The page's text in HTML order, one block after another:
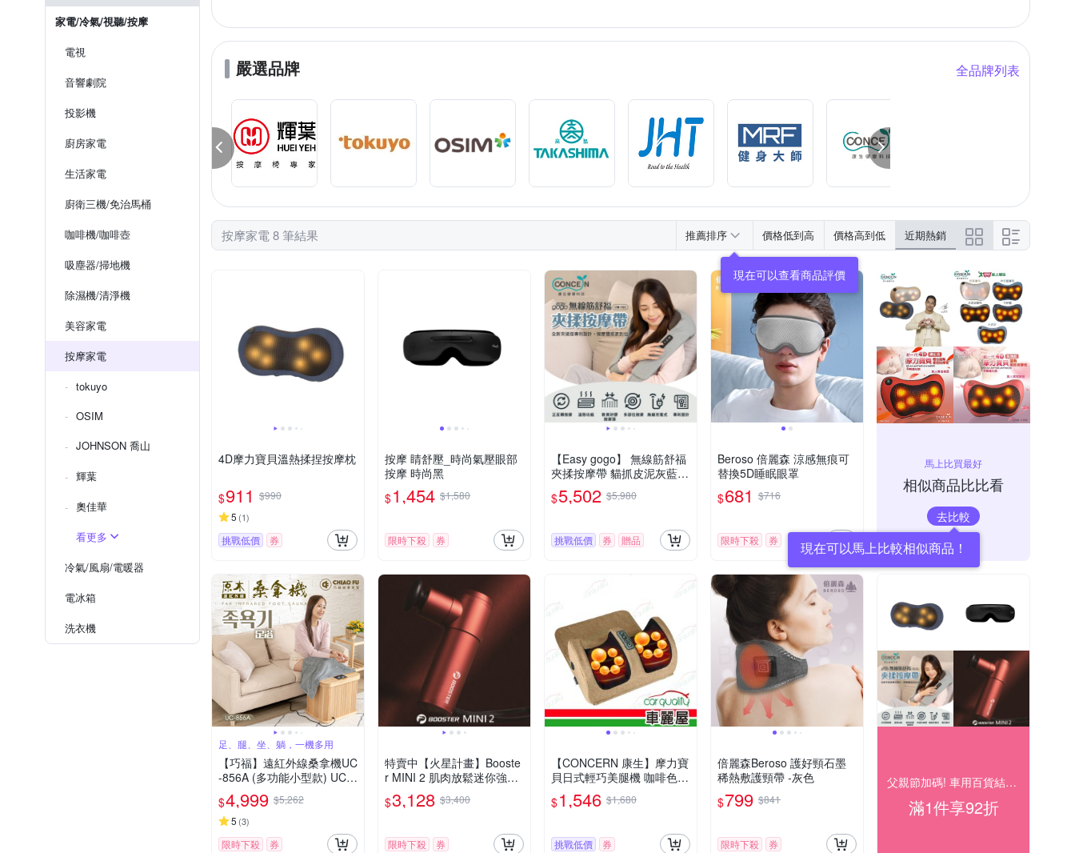
飛利浦｜送5%超贈點
家電/冷氣/視聽/按摩
電視
音響劇院
投影機
廚房家電
生活家電
廚衛三機/免治馬桶
咖啡機/咖啡壺
吸塵器/掃地機
除濕機/清淨機
美容家電
按摩家電
tokuyo
OSIM
JOHNSON 喬山
輝葉
奧佳華
看更多
冷氣/風扇/電暖器
電冰箱
洗衣機
嚴選品牌 全品牌列表
按摩家電 8 筆結果 推薦排序 價格低到高 價格高到低 近期熱銷
現在可以查看商品評價
4D摩力寶貝溫熱揉捏按摩枕
$911 $990
5 (1)
挑戰低價 券
按摩 睛舒壓_時尚氣壓眼部
按摩 時尚黑
$1,454 $1,580
限時下殺 券
【Easy gogo】 無線筋舒福
夾揉按摩帶 貓抓皮泥灰藍/
鐵灰可選擇(車麗屋)
$5,502 $5,980
挑戰低價 券 贈品
Beroso 倍麗森 涼感無痕可
替換5D睡眠眼罩
$681 $716
限時下殺 券
馬上比買最好
相似商品比比看
去比較
現在可以馬上比較相似商品！
足、腿、坐、躺，一機多用
【巧福】遠紅外線桑拿機UC
-856A (多功能小型款) UC-8
56A (桑拿桶/桑拿/泡腳/暖
足/乾式泡腳/韓國汗蒸)
$4,999 $5,262
5 (3)
限時下殺 券
特賣中【火星計畫】Booste
r MINI 2 肌肉放鬆迷你強力
筋膜槍
$3,128 $3,400
限時下殺 券
【CONCERN 康生】摩力寶
貝日式輕巧美腿機 咖啡色
(車麗屋)
$1,546 $1,680
挑戰低價 券
倍麗森Beroso 護好頸石墨
稀熱敷護頸帶 -灰色
$799 $841
限時下殺 券
父親節加碼! 車用百貨結帳92折
滿1件享92折